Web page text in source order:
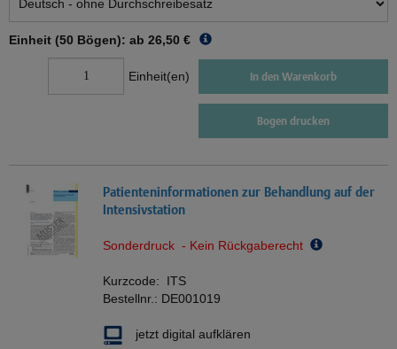
Einheit (50 Bögen): ab 26,50 €
Einheit(en) In den Warenkorb
Bogen drucken
Patienteninformationen zur Behandlung auf der
Intensivstation
Sonderdruck - Kein Rückgaberecht
Kurzcode: ITS
Bestellnr.: DE001019
jetzt digital aufklären